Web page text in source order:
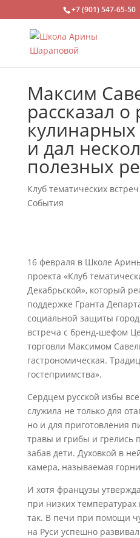
+7 (901) 547-65-50
Максим
рассказал о
и дал
полезных
Клуб тематических
События
16 февраля в Школе
проекта «Клуб
Декабрьской», который
поддержке Гранта
социальной защиты
встреча с бренд-шефом
торговли Максимом
гастрономическая.
гостеприимства».
Сердцем русской избы
служила не только для
но и для приготовления
травы и грибы и грелись
забав дети. Духовкой в
камера, называемая
И хотя французы
при низких температурах
так. В печи при помощи
на Руси успешно